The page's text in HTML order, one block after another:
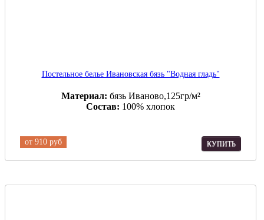
Постельное белье Ивановская бязь "Водная гладь"
Материал: бязь Иваново,125гр/м²
Состав: 100% хлопок
от 910 руб КУПИТЬ